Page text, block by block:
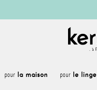
pour la maison pourle linge